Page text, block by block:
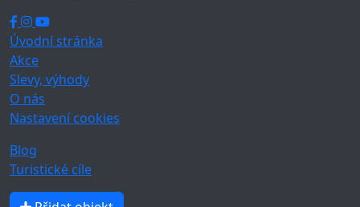
Úvodní stránka
Akce
Slevy, výhody
O nás
Nastavení cookies
Blog
Turistické cíle